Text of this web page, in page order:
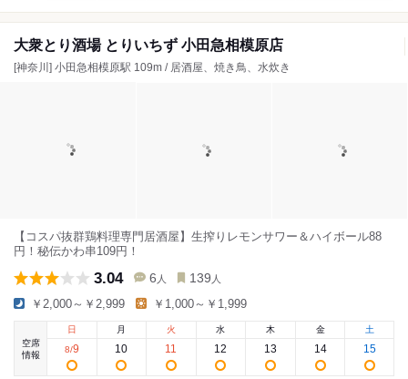
大衆とり酒場 とりいちず 小田急相模原店
[神奈川] 小田急相模原駅 109m / 居酒屋、焼き鳥、水炊き
【コスパ抜群鶏料理専門居酒屋】生搾りレモンサワー＆ハイボール88
円！秘伝かわ串109円！
3.04 6 人 139 人
￥2,000～￥2,999 ￥1,000～￥1,999
空席
情報
日
8/9
月
10
火
11
水
12
木
13
金
14
土
15